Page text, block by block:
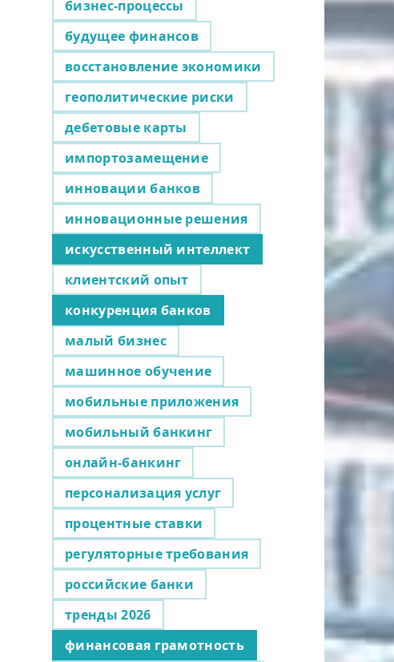
бизнес-процессы
будущее финансов
восстановление экономики
геополитические риски
дебетовые карты
импортозамещение
инновации банков
инновационные решения
искусственный интеллект
клиентский опыт
конкуренция банков
малый бизнес
машинное обучение
мобильные приложения
мобильный банкинг
онлайн-банкинг
персонализация услуг
процентные ставки
регуляторные требования
российские банки
тренды 2026
финансовая грамотность